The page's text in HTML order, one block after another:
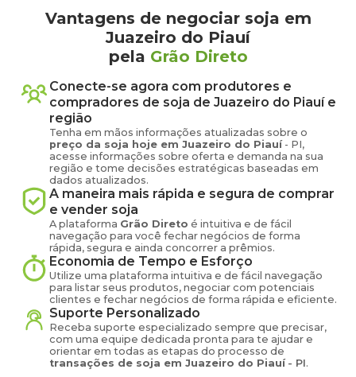
Vantagens de negociar soja em
Juazeiro do Piauí
pela Grão Direto
Conecte-se agora com produtores e
compradores de soja de Juazeiro do Piauíe
região
Tenha em mãos informações atualizadas sobre o
preço da soja hoje em Juazeiro do Piauí - PI,
acesse informações sobre oferta e demanda na sua
região e tome decisões estratégicas baseadas em
dados atualizados.
A maneira mais rápida e segura de comprar
e vender soja
A plataforma Grão Direto é intuitiva e de fácil
navegação para você fechar negócios de forma
rápida, segura e ainda concorrer a prêmios.
Economia de Tempo e Esforço
Utilize uma plataforma intuitiva e de fácil navegação
para listar seus produtos, negociar com potenciais
clientes e fechar negócios de forma rápida e eficiente.
Suporte Personalizado
Receba suporte especializado sempre que precisar,
com uma equipe dedicada pronta para te ajudar e
orientar em todas as etapas do processo de
transações de soja em Juazeiro do Piauí - PI.